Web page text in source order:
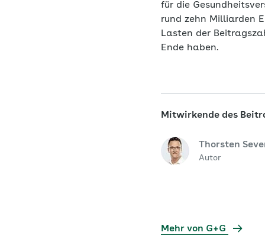
für die
rund zehn Milliarden
Lasten der
Ende haben.
Mitwirkende des
Thorsten
Autor
Mehr von G+G